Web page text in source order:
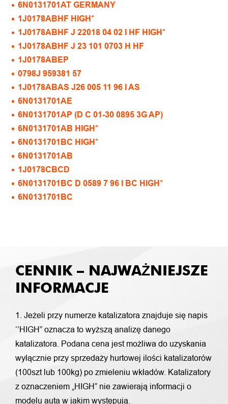
6N0131701AT GERMANY
1J0178ABHF HIGH*
1J0178ABHF J 22018 04 02 I HF HIGH*
1J0178ABHF J 23 101 0703 H HF
1J0178ABEP
0798J 959381 57
1J0178ABAS J26 005 11 96 I AS
6N0131701AE
6N0131701AP (D C 01-30 0895 3G AP)
6N0131701AB HIGH*
6N0131701BC HIGH*
6N0131701AB
1J0178CBCD
6N0131701BC D 0589 7 96 I BC HIGH*
6N0131701BC
CENNIK – NAJWAŻNIEJSZE
INFORMACJE
1. Jeżeli przy numerze katalizatora znajduje się napis
‘’HIGH” oznacza to wyższą analizę danego
katalizatora. Podana cena jest możliwa do uzyskania
wyłącznie przy sprzedaży hurtowej ilości katalizatorów
(100szt lub 100kg) po zmieleniu wkładów. Katalizatory
z oznaczeniem „HIGH” nie zawierają informacji o
modelu auta w jakim występują.